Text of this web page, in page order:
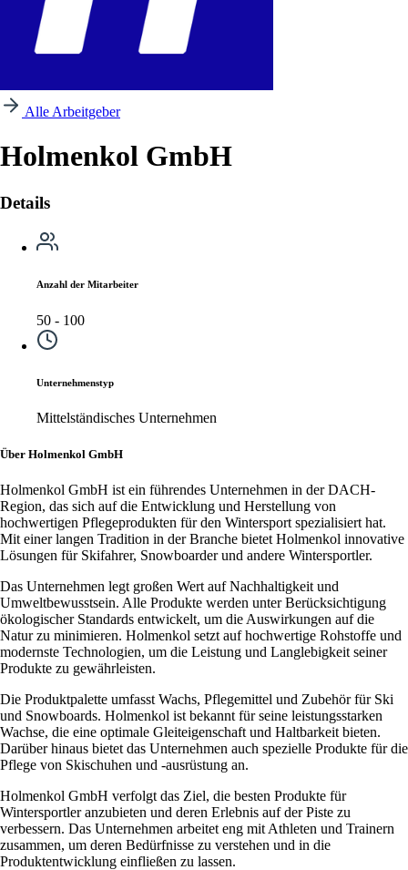
Alle Arbeitgeber
Holmenkol GmbH
Details
Anzahl der Mitarbeiter
50 - 100
Unternehmenstyp
Mittelständisches Unternehmen
Über Holmenkol GmbH
Holmenkol GmbH ist ein führendes Unternehmen in der DACH-
Region, das sich auf die Entwicklung und Herstellung von
hochwertigen Pflegeprodukten für den Wintersport spezialisiert hat.
Mit einer langen Tradition in der Branche bietet Holmenkol innovative
Lösungen für Skifahrer, Snowboarder und andere Wintersportler.
Das Unternehmen legt großen Wert auf Nachhaltigkeit und
Umweltbewusstsein. Alle Produkte werden unter Berücksichtigung
ökologischer Standards entwickelt, um die Auswirkungen auf die
Natur zu minimieren. Holmenkol setzt auf hochwertige Rohstoffe und
modernste Technologien, um die Leistung und Langlebigkeit seiner
Produkte zu gewährleisten.
Die Produktpalette umfasst Wachs, Pflegemittel und Zubehör für Ski
und Snowboards. Holmenkol ist bekannt für seine leistungsstarken
Wachse, die eine optimale Gleiteigenschaft und Haltbarkeit bieten.
Darüber hinaus bietet das Unternehmen auch spezielle Produkte für die
Pflege von Skischuhen und -ausrüstung an.
Holmenkol GmbH verfolgt das Ziel, die besten Produkte für
Wintersportler anzubieten und deren Erlebnis auf der Piste zu
verbessern. Das Unternehmen arbeitet eng mit Athleten und Trainern
zusammen, um deren Bedürfnisse zu verstehen und in die
Produktentwicklung einfließen zu lassen.